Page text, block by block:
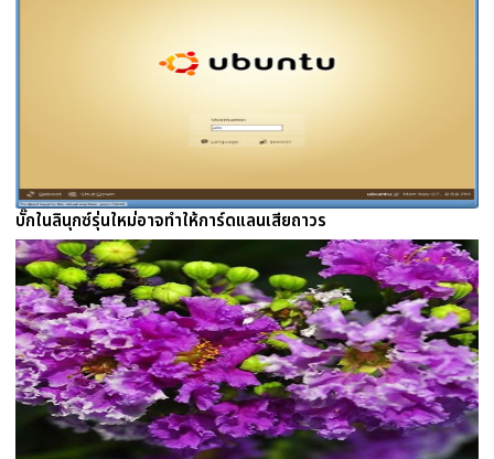
บั๊กในลินุกซ์รุ่นใหม่อาจทำให้การ์ดแลนเสียถาวร